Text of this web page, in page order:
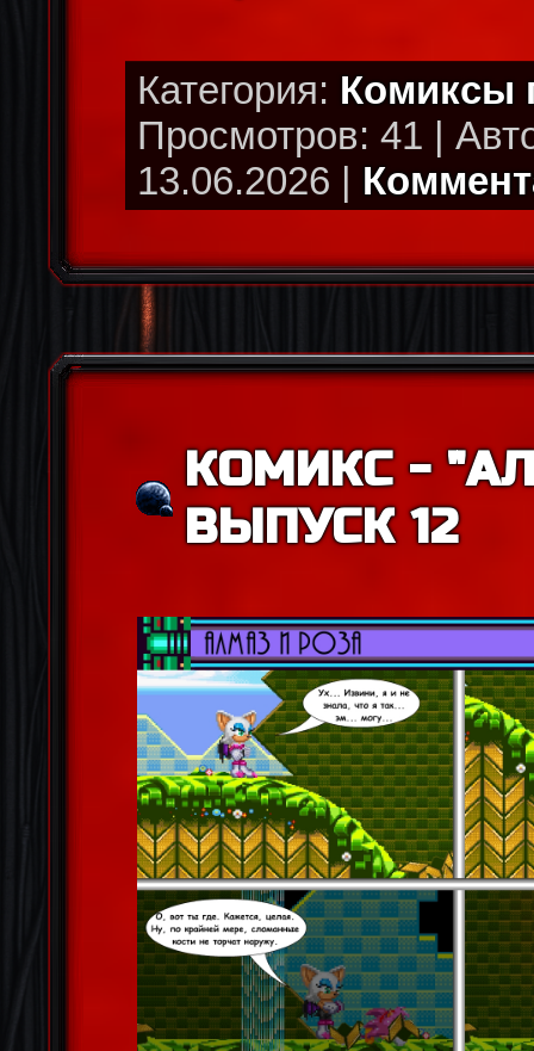
Категория:
Просмотров: 41 |
13.06.2026 |
КОМИКС -
ВЫПУСК 12